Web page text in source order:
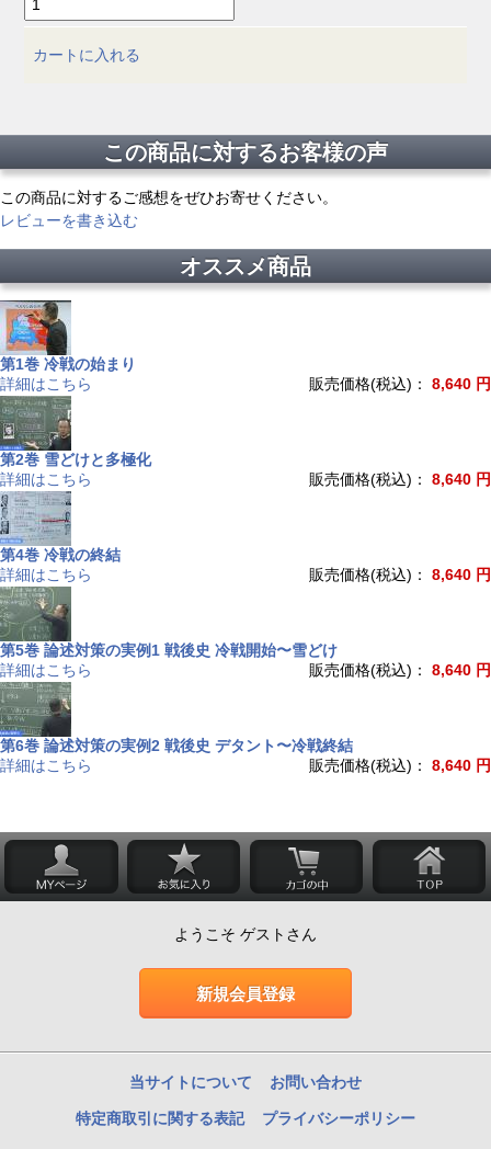
カートに入れる
この商品に対するお客様の声
この商品に対するご感想をぜひお寄せください。
レビューを書き込む
オススメ商品
第1巻 冷戦の始まり
販売価格(税込)：
8,640 円
詳細はこちら
第2巻 雪どけと多極化
販売価格(税込)：
8,640 円
詳細はこちら
第4巻 冷戦の終結
販売価格(税込)：
8,640 円
詳細はこちら
第5巻 論述対策の実例1 戦後史 冷戦開始〜雪どけ
販売価格(税込)：
8,640 円
詳細はこちら
第6巻 論述対策の実例2 戦後史 デタント〜冷戦終結
販売価格(税込)：
8,640 円
詳細はこちら
ようこそ ゲストさん
新規会員登録
当サイトについて お問い合わせ
特定商取引に関する表記 プライバシーポリシー